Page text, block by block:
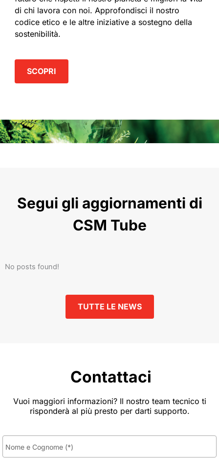
di chi lavora con noi. Approfondisci il nostro
codice etico e le altre iniziative a sostegno della
sostenibilità.
SCOPRI
Segui gli aggiornamenti di
CSM Tube
No posts found!
TUTTE LE NEWS
Contattaci
Vuoi maggiori informazioni? Il nostro team tecnico ti
risponderà al più presto per darti supporto.